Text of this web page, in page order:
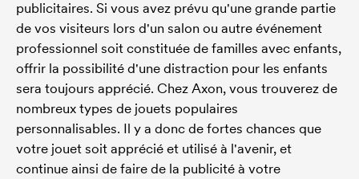
publicitaires. Si vous avez prévu qu'une grande partie
de vos visiteurs lors d'un salon ou autre événement
professionnel soit constituée de familles avec enfants,
offrir la possibilité d'une distraction pour les enfants
sera toujours apprécié. Chez Axon, vous trouverez de
nombreux types de jouets populaires
personnalisables. Il y a donc de fortes chances que
votre jouet soit apprécié et utilisé à l'avenir, et
continue ainsi de faire de la publicité à votre